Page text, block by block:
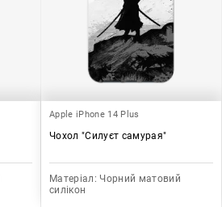
Apple iPhone 14 Plus
Чохол "Силуєт самурая"
Матеріал: Чорний матовий
силікон